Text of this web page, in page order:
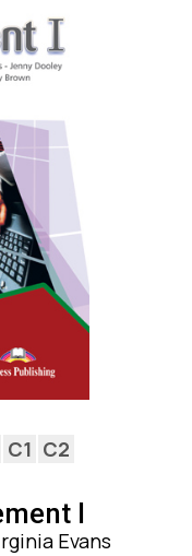
C1 C2
I
Evans